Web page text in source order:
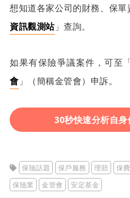
想知道各家公司的財務、保單
資訊觀測站」查詢。
如果有保險爭議案件，可至
會」（簡稱金管會）申訴。
30秒快速分析自身
保險話題 保戶服務 理賠 保費
保險業
金管會 安定基金